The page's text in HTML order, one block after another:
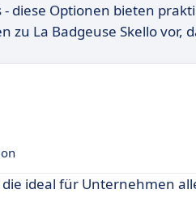
diese Optionen bieten
La Badgeuse Skello vor,
ideal für Unternehmen